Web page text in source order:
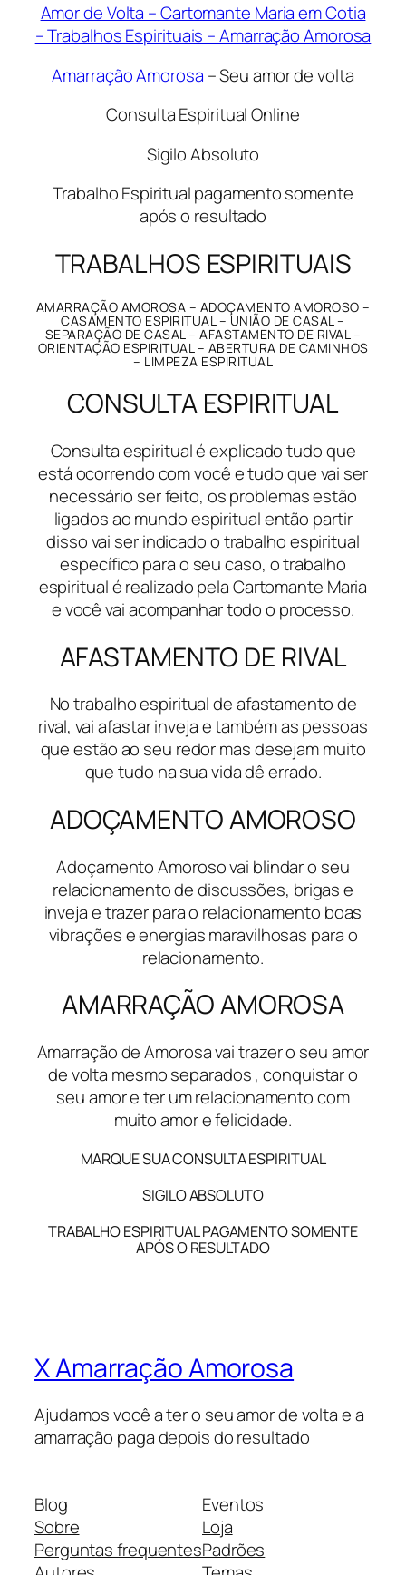
Amor de Volta – Cartomante Maria em Cotia
– Trabalhos Espirituais – Amarração Amorosa
Amarração Amorosa – Seu amor de volta
Consulta Espiritual Online
Sigilo Absoluto
Trabalho Espiritual pagamento somente
após o resultado
TRABALHOS ESPIRITUAIS
AMARRAÇÃO AMOROSA – ADOÇAMENTO AMOROSO –
CASAMENTO ESPIRITUAL – UNIÃO DE CASAL –
SEPARAÇÃO DE CASAL – AFASTAMENTO DE RIVAL –
ORIENTAÇÃO ESPIRITUAL – ABERTURA DE CAMINHOS
– LIMPEZA ESPIRITUAL
CONSULTA ESPIRITUAL
Consulta espiritual é explicado tudo que
está ocorrendo com você e tudo que vai ser
necessário ser feito, os problemas estão
ligados ao mundo espiritual então partir
disso vai ser indicado o trabalho espiritual
específico para o seu caso, o trabalho
espiritual é realizado pela Cartomante Maria
e você vai acompanhar todo o processo.
AFASTAMENTO DE RIVAL
No trabalho espiritual de afastamento de
rival, vai afastar inveja e também as pessoas
que estão ao seu redor mas desejam muito
que tudo na sua vida dê errado.
ADOÇAMENTO AMOROSO
Adoçamento Amoroso vai blindar o seu
relacionamento de discussões, brigas e
inveja e trazer para o relacionamento boas
vibrações e energias maravilhosas para o
relacionamento.
AMARRAÇÃO AMOROSA
Amarração de Amorosa vai trazer o seu amor
de volta mesmo separados , conquistar o
seu amor e ter um relacionamento com
muito amor e felicidade.
MARQUE SUA CONSULTA ESPIRITUAL
SIGILO ABSOLUTO
TRABALHO ESPIRITUAL PAGAMENTO SOMENTE
APÓS O RESULTADO
X Amarração Amorosa
Ajudamos você a ter o seu amor de volta e a
amarração paga depois do resultado
Blog
Sobre
Perguntas frequentes
Eventos
Loja
Padrões